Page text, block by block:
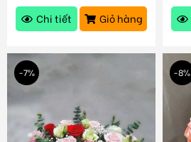
Chi tiết
Giỏ hàng
-7% -8%